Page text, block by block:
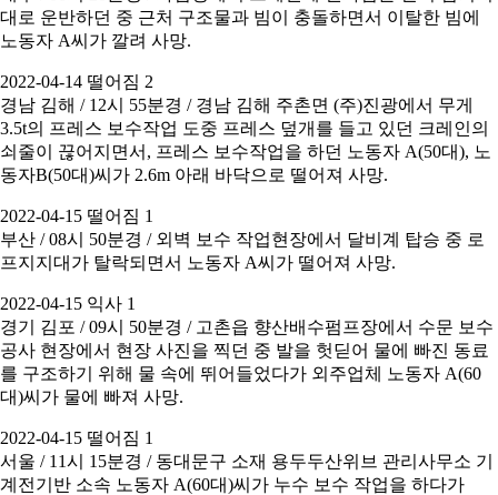
대로 운반하던 중 근처 구조물과 빔이 충돌하면서 이탈한 빔에
노동자 A씨가 깔려 사망.
2022-04-14 떨어짐 2
경남 김해 / 12시 55분경 / 경남 김해 주촌면 (주)진광에서 무게
3.5t의 프레스 보수작업 도중 프레스 덮개를 들고 있던 크레인의
쇠줄이 끊어지면서, 프레스 보수작업을 하던 노동자 A(50대), 노
동자B(50대)씨가 2.6m 아래 바닥으로 떨어져 사망.
2022-04-15 떨어짐 1
부산 / 08시 50분경 / 외벽 보수 작업현장에서 달비계 탑승 중 로
프지지대가 탈락되면서 노동자 A씨가 떨어져 사망.
2022-04-15 익사 1
경기 김포 / 09시 50분경 / 고촌읍 향산배수펌프장에서 수문 보수
공사 현장에서 현장 사진을 찍던 중 발을 헛딛어 물에 빠진 동료
를 구조하기 위해 물 속에 뛰어들었다가 외주업체 노동자 A(60
대)씨가 물에 빠져 사망.
2022-04-15 떨어짐 1
서울 / 11시 15분경 / 동대문구 소재 용두두산위브 관리사무소 기
계전기반 소속 노동자 A(60대)씨가 누수 보수 작업을 하다가